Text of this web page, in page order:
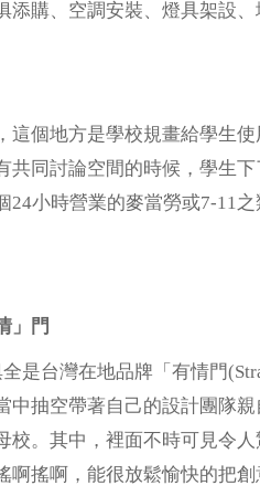
添購、空調安裝、燈具架設
這個地方是學校規畫給學生
共同討論空間的時候，學生
24小時營業的麥當勞或7-11
」門
是台灣在地品牌「有情門
中抽空帶著自己的設計團隊
校。其中，裡面不時可見令
啊搖啊，能很放鬆愉快的把